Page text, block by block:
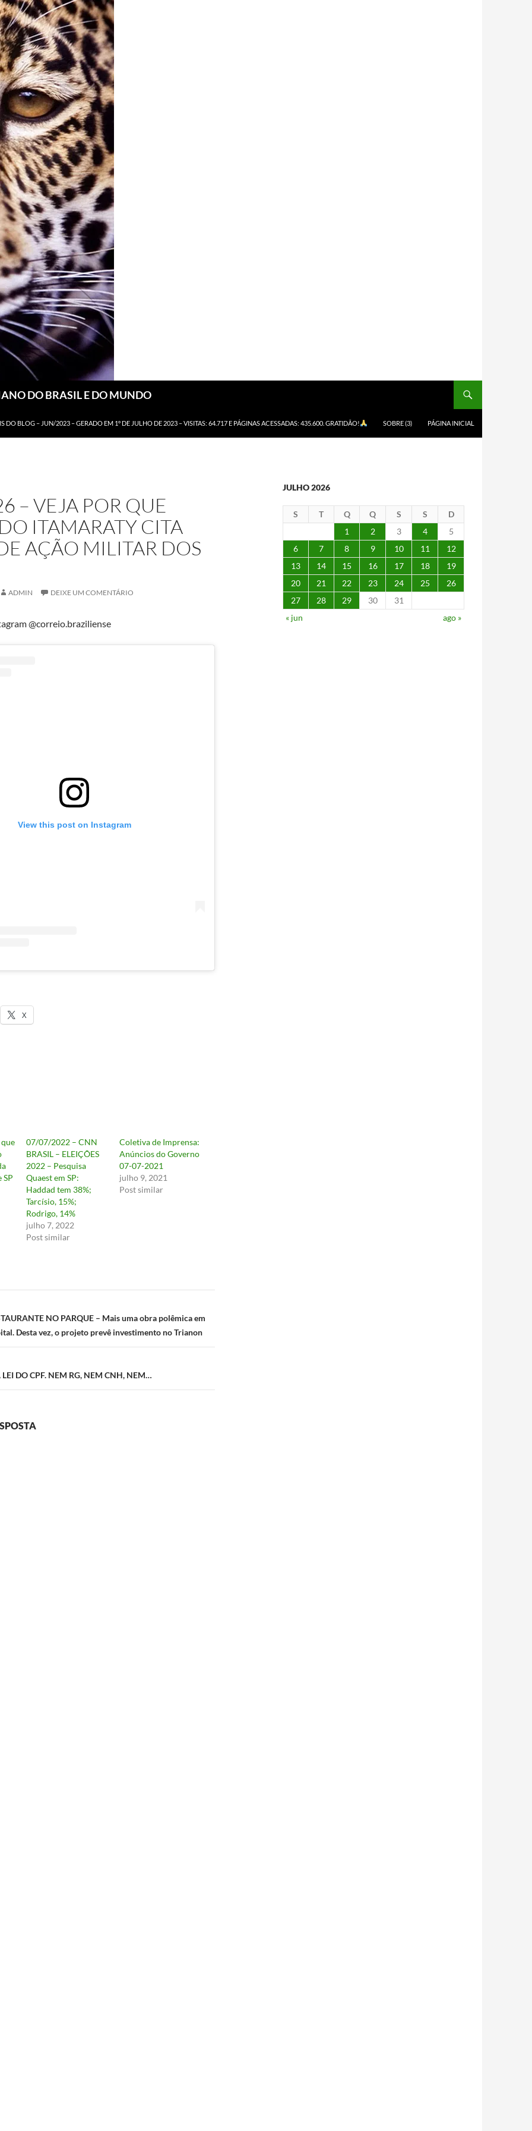
DO BRASIL E DO MUNDO
DO BLOG – JUN/2023 – GERADO EM 1º DE JULHO DE 2023 – VISITAS: 64.717 E PÁGINAS ACESSADAS: 435.600. GRATIDÃO! SOBRE (3) PÁGINA INICIAL
– VEJA POR QUE
ITAMARATY CITA
AÇÃO MILITAR DOS
ADMIN DEIXE UM COMENTÁRIO
@correio.braziliense
View this post on Instagram
X
SP
07/07/2022 – CNN
BRASIL – ELEIÇÕES
2022 – Pesquisa
Quaest em SP:
Haddad tem 38%;
Tarcísio, 15%;
Rodrigo, 14%
julho 7, 2022
Post similar
Coletiva de Imprensa:
Anúncios do Governo
07-07-2021
julho 9, 2021
Post similar
NO PARQUE – Mais uma obra polêmica em
Desta vez, o projeto prevê investimento no Trianon
DO CPF. NEM RG, NEM CNH, NEM…
JULHO 2026
S T Q Q S S
D
1
2 3 4
5
6
7 8 9 10 11
12
13
14 15 16 17 18
19
20
21 22 23 24 25
26
27
28 29 30
31
« jun
ago »